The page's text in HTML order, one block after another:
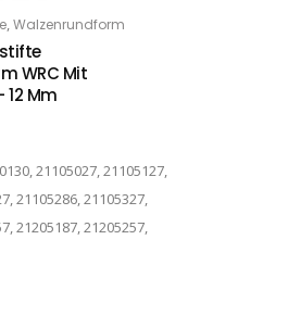
,Walzenrundform
WRC Mit
Mm
21105027, 21105127,
21105286, 21105327,
21205187, 21205257,